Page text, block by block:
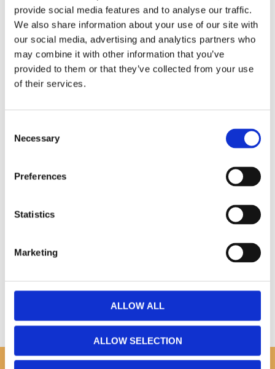
provide social media features and to analyse our traffic.
We also share information about your use of our site with
our social media, advertising and analytics partners who
may combine it with other information that you’ve
provided to them or that they’ve collected from your use
of their services.
Selection
Necessary
Preferences
Statistics
Marketing
ALLOW ALL
ALLOW SELECTION
Filtrerar ca 150 liter vatten
Dela med dig
Omdömen